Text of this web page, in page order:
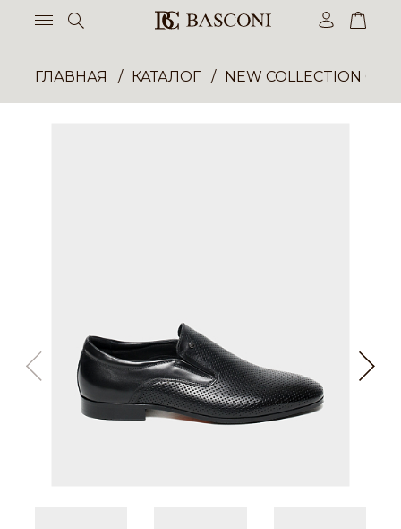
ГЛАВНАЯ КАТАЛОГ NEW COLLECTION